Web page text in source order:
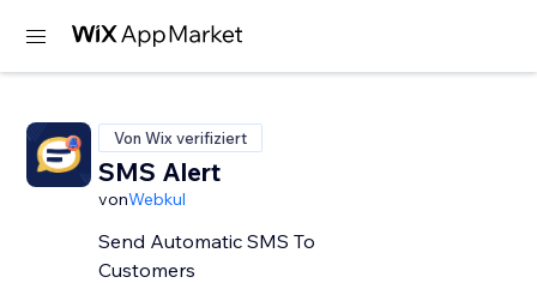
Von Wix verifiziert
SMS Alert
vonWebkul
Send Automatic SMS To
Customers